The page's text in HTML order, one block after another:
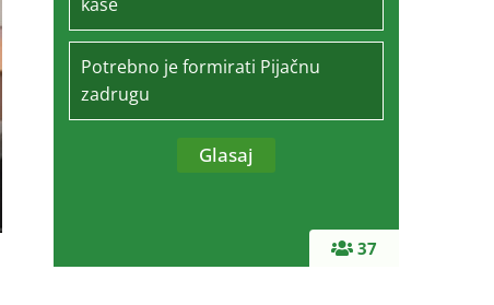
37
Potrebno je formirati Pijačnu
zadrugu